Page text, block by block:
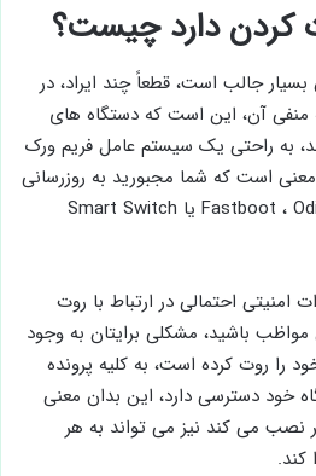
کردن دارد چیست؟
جالب است، قطعاً چند ایراد، در
منفی آن، این است که دستگاه های
به راحتی یک سیستم عامل فریم ورک
است که شما مجبورید به روزرسانی
های بعدی را با استفاده از Fastboot ، Odin یا Smart Switch
احتمالی در ارتباط با روت
مواظب باشید، مشکلی برایتان به وجود
را روت کرده است، به کلیه پرونده
خود دسترسی دارد، این بدان معنی
نصب می کند نیز می تواند به هر
کند.